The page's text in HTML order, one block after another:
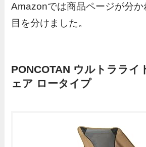
Amazonでは商品ページが分
目を分けました。
PONCOTAN ウルトラライ
ェア ロータイプ